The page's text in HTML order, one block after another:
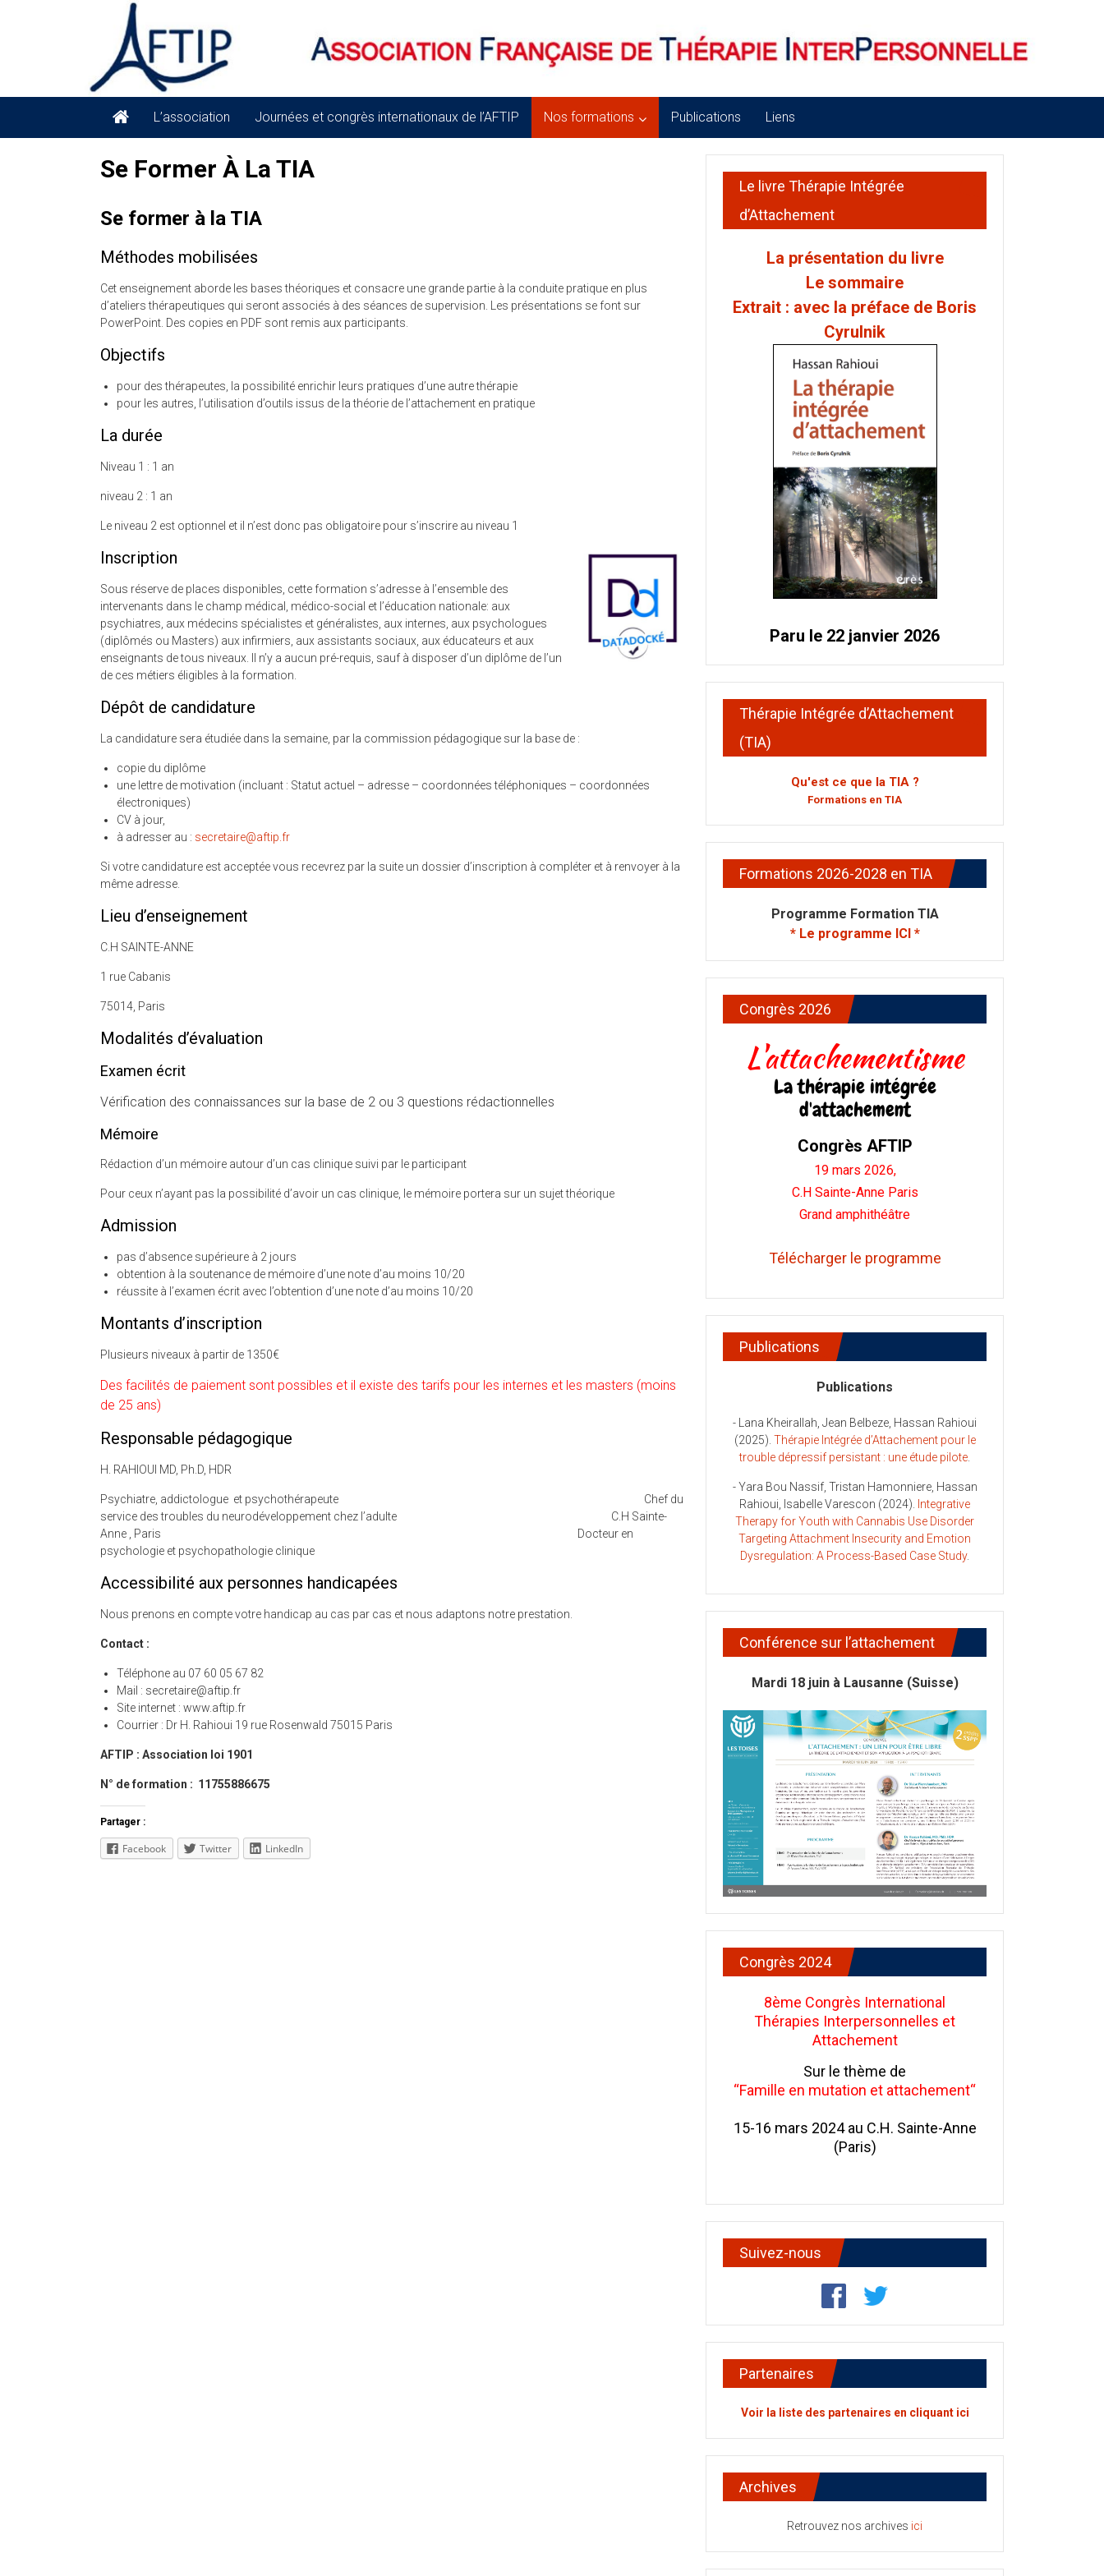
Association
Française
de
Thérapie
L’association Journées et congrès internationaux de l’AFTIP Nos formations Publications Liens
Se Former À La TIA
Se former à la TIA
Méthodes mobilisées
Cet enseignement aborde les bases théoriques et consacre une grande partie à la conduite pratique en plus
d’ateliers thérapeutiques qui seront associés à des séances de supervision. Les présentations se font sur
PowerPoint. Des copies en PDF sont remis aux participants.
Objectifs
pour des thérapeutes, la possibilité enrichir leurs pratiques d’une autre thérapie
pour les autres, l’utilisation d’outils issus de la théorie de l’attachement en pratique
La durée
Niveau 1 : 1 an
niveau 2 : 1 an
Le niveau 2 est optionnel et il n’est donc pas obligatoire pour s’inscrire au niveau 1
Inscription
Sous réserve de places disponibles, cette formation s’adresse à l’ensemble des
intervenants dans le champ médical, médico-social et l’éducation nationale: aux
psychiatres, aux médecins spécialistes et généralistes, aux internes, aux psychologues
(diplômés ou Masters) aux infirmiers, aux assistants sociaux, aux éducateurs et aux
enseignants de tous niveaux. Il n’y a aucun pré-requis, sauf à disposer d’un diplôme de l’un
de ces métiers éligibles à la formation.
Dépôt de candidature
La candidature sera étudiée dans la semaine, par la commission pédagogique sur la base de :
copie du diplôme
une lettre de motivation (incluant : Statut actuel – adresse – coordonnées téléphoniques – coordonnées
électroniques)
CV à jour,
à adresser au : secretaire@aftip.fr
Si votre candidature est acceptée vous recevrez par la suite un dossier d’inscription à compléter et à renvoyer à la
même adresse.
Lieu d’enseignement
C.H SAINTE-ANNE
1 rue Cabanis
75014, Paris
Modalités d’évaluation
Examen écrit
Vérification des connaissances sur la base de 2 ou 3 questions rédactionnelles
Mémoire
Rédaction d’un mémoire autour d’un cas clinique suivi par le participant
Pour ceux n’ayant pas la possibilité d’avoir un cas clinique, le mémoire portera sur un sujet théorique
Admission
pas d’absence supérieure à 2 jours
obtention à la soutenance de mémoire d’une note d’au moins 10/20
réussite à l’examen écrit avec l’obtention d’une note d’au moins 10/20
Montants d’inscription
Plusieurs niveaux à partir de 1350€
Des facilités de paiement sont possibles et il existe des tarifs pour les internes et les masters (moins
de 25 ans)
Responsable pédagogique
H. RAHIOUI MD, Ph.D, HDR
Psychiatre, addictologue et psychothérapeute Chef du
service des troubles du neurodéveloppement chez l’adulte C.H Sainte-
Anne , Paris Docteur en
psychologie et psychopathologie clinique
Accessibilité aux personnes handicapées
Nous prenons en compte votre handicap au cas par cas et nous adaptons notre prestation.
Contact :
Téléphone au 07 60 05 67 82
Mail : secretaire@aftip.fr
Site internet : www.aftip.fr
Courrier : Dr H. Rahioui 19 rue Rosenwald 75015 Paris
AFTIP : Association loi 1901
N° de formation : 11755886675
Partager :
Facebook Twitter LinkedIn
Le livre Thérapie Intégrée
d’Attachement
La présentation du livre
Le sommaire
Extrait : avec la préface de Boris
Cyrulnik
Paru le 22 janvier 2026
Thérapie Intégrée d’Attachement
(TIA)
Qu'est ce que la TIA ?
Formations en TIA
Formations 2026-2028 en TIA
Programme Formation TIA
* Le programme ICI *
Congrès 2026
L'attachementisme
La thérapie intégrée
d'attachement
Congrès AFTIP
19 mars 2026,
C.H Sainte-Anne Paris
Grand amphithéâtre
Télécharger le programme
Publications
Publications
- Lana Kheirallah, Jean Belbeze, Hassan Rahioui
(2025). Thérapie Intégrée d’Attachement pour le
trouble dépressif persistant : une étude pilote
- Yara Bou Nassif, Tristan Hamonniere, Hassan
Rahioui, Isabelle Varescon (2024).
Integrative
Therapy for Youth with Cannabis Use Disorder
Targeting Attachment Insecurity and Emotion
Dysregulation: A Process-Based Case Study.
Conférence sur l’attachement
Mardi 18 juin à Lausanne (Suisse)
Congrès 2024
8ème Congrès International
Thérapies Interpersonnelles et
Attachement
Sur le thème de
“Famille en mutation et attachement“
15-16 mars 2024 au C.H. Sainte-Anne
(Paris)
Suivez-nous
Partenaires
Voir la liste des partenaires en cliquant ici
Archives
Retrouvez nos archives ici